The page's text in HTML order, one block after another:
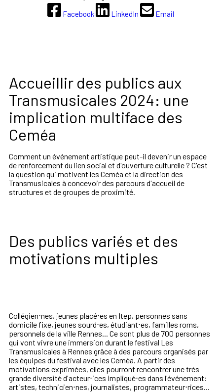
Accueillir des publics aux
Transmusicales 2024: une
implication multiface des
Ceméa
Comment un événement artistique peut-il devenir un espace
de renforcement du lien social et d'ouverture culturelle ? C'est
la question qui motivent les Ceméa et la direction des
Transmusicales à concevoir des parcours d'accueil de
structures et de groupes de proximité.
Des publics variés et des
motivations multiples
Collégien⋅nes, jeunes placé⋅es en Itep, personnes sans
domicile fixe, jeunes sourd⋅es, étudiant⋅es, familles roms,
personnels de la ville Rennes... Ce sont plus de 700 personnes
qui vont vivre une immersion durant le festival Les
Transmusicales à Rennes grâce à des parcours organisés par
les équipes du festival avec les Ceméa. A partir des
motivations exprimées, elles pourront rencontrer une très
grande diversité d'acteur⋅ices impliqué⋅es dans l'événement:
artistes, technicien⋅nes, journalistes, programmateur⋅rices...
Facebook
LinkedIn Email